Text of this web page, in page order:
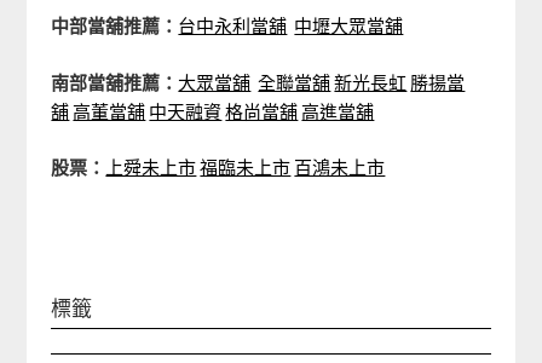
中部當舖推薦： 台中永利當舖 中壢大眾當舖
南部當舖推薦： 大眾當舖 全聯當舖新光長虹 勝揚當
舖高董當舖 中天融資格尚當舖高進當舖
股票： 上舜未上市福臨未上市 百鴻未上市
標籤